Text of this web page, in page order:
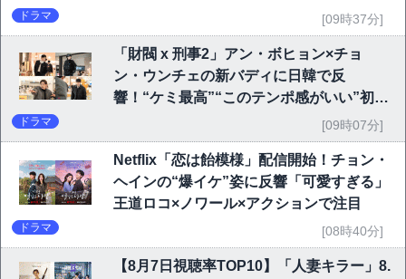
ドラマ [09時37分]
「財閥 x 刑事2」アン・ボヒョン×チョ
ン・ウンチェの新バディに日韓で反
響！“ケミ最高”“このテンポ感がいい”初回
ドラマ [09時07分]
Netflix「恋は飴模様」配信開始！チョン・
ヘインの“爆イケ”姿に反響「可愛すぎる」
王道ロコ×ノワール×アクションで注目
ドラマ [08時40分]
【8月7日視聴率TOP10】「人妻キラー」8.